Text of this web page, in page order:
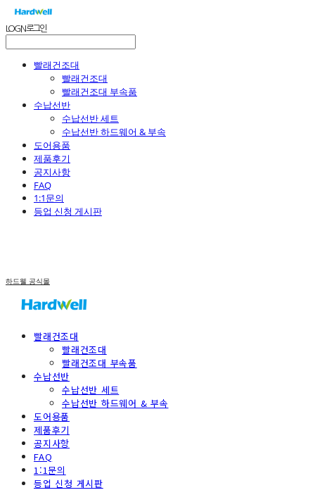
LOG IN로그인
빨래건조대
빨래건조대
빨래건조대 부속품
수납선반
수납선반 세트
수납선반 하드웨어 & 부속
도어용품
제품후기
공지사항
FAQ
1:1문의
등업 신청 게시판
하드웰 공식몰
빨래건조대
빨래건조대
빨래건조대 부속품
수납선반
수납선반 세트
수납선반 하드웨어 & 부속
도어용품
제품후기
공지사항
FAQ
1:1문의
등업 신청 게시판